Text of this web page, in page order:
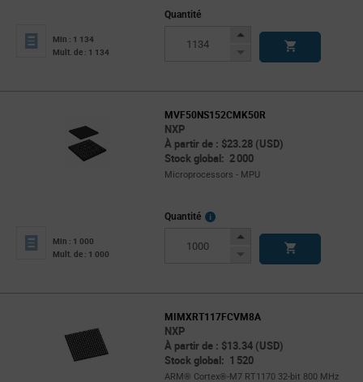
Min : 1 134
Mult. de : 1 134
Quantité
Increase
Decrease
MVF50NS152CMK50R
NXP
À partir de : $23.28 (USD)
Stock global: 2 000
Microprocessors - MPU
Min : 1 000
Mult. de : 1 000
Quantité
More
Increase
Decrease
MIMXRT117FCVM8A
NXP
À partir de : $13.34 (USD)
Stock global: 1 520
ARM® Cortex®-M7 RT1170 32-bit 800 MHz